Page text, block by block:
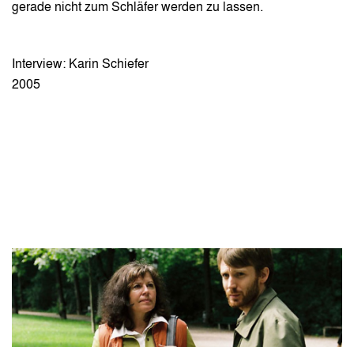
gerade nicht zum Schläfer werden zu lassen.
Interview: Karin Schiefer
2005